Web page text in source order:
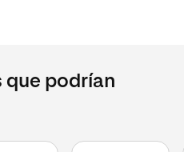
que podrían